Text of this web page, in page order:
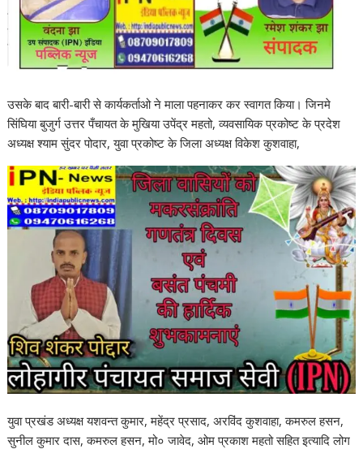
उसके बाद बारी-बारी से कार्यकर्ताओ ने माला पहनाकर कर स्वागत किया। जिनमे
सिंघिया बुजुर्ग उत्तर पँचायत के मुखिया उपेंद्र महतो, व्यवसायिक प्रकोष्ट के प्रदेश
अध्यक्ष श्याम सुंदर पोदार, युवा प्रकोष्ट के जिला अध्यक्ष विकेश कुशवाहा,
युवा प्रखंड अध्यक्ष यशवन्त कुमार, महेंद्र प्रसाद, अरविंद कुशवाहा, कमरुल हसन,
सुनील कुमार दास, कमरुल हसन, मो० जावेद, ओम प्रकाश महतो सहित इत्यादि लोग